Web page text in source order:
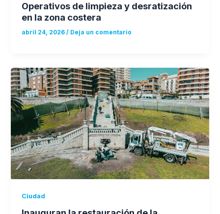
Operativos de limpieza y desratización
en la zona costera
abril 24, 2026/ Deja un comentario
Ciudad